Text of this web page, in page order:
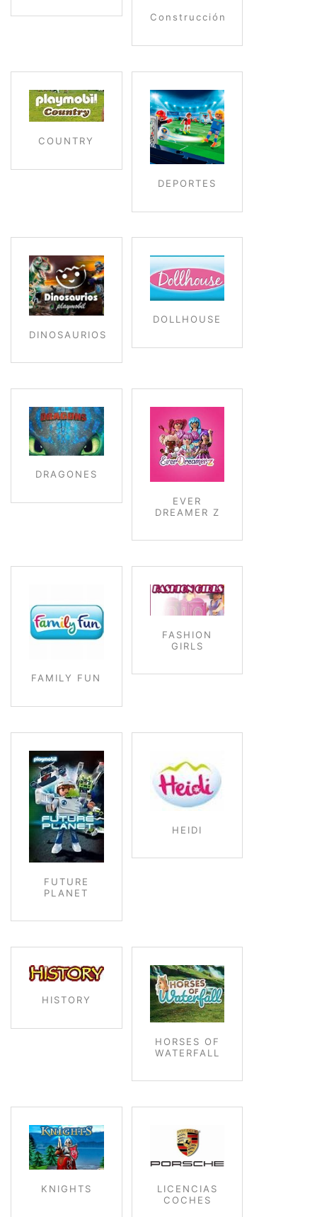
Construcción
COUNTRY
DEPORTES
DINOSAURIOS
DOLLHOUSE
DRAGONES
EVER
DREAMER Z
FAMILY FUN
FASHION
GIRLS
FUTURE
PLANET
HEIDI
HISTORY
HORSES OF
WATERFALL
KNIGHTS
LICENCIAS
COCHES